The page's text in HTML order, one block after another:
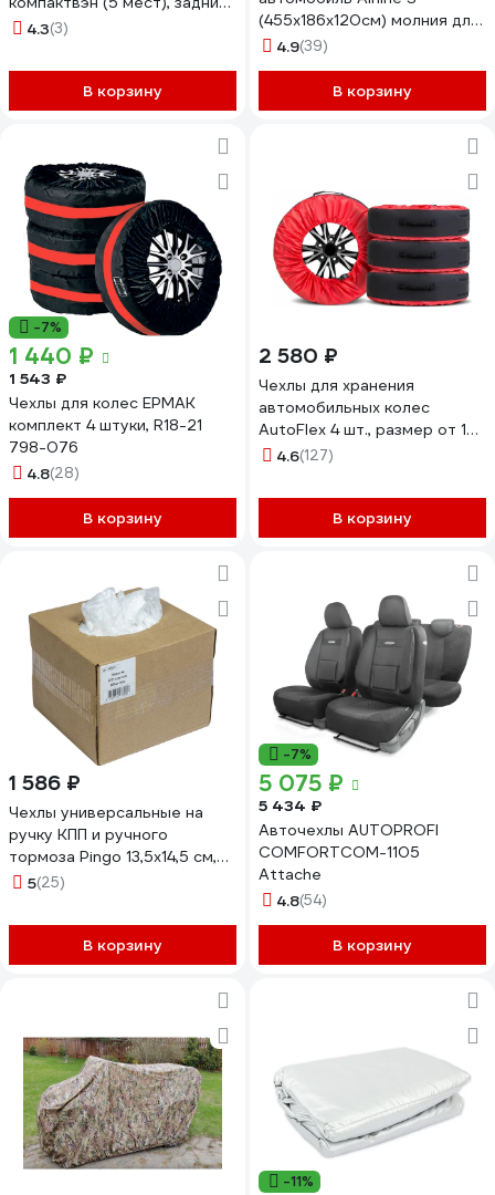
ряд 60/40, жаккард V015-5-
4.3(3)
В корзину
(455x186x120см) молния для
двери, универсал., черный
4.9(39)
В корзину
-7%
1 440 ₽
1 543 ₽
Чехлы для колес ЕРМАК
комплект 4 штуки, R18-21
798-076
4.8(28)
В корзину
2 580 ₽
Чехлы для хранения
автомобильных колес
AutoFlex 4 шт., размер от 15”
до 20”, цвет черный 80401
4.6(127)
В корзину
1 586 ₽
Чехлы универсальные на
ручку КПП и ручного
тормоза Pingo 13,5x14,5 см,
бокс 500 шт. 09948-1
5(25)
В корзину
-7%
5 075 ₽
5 434 ₽
Авточехлы AUTOPROFI
COMFORTCOM-1105
Attache
4.8(54)
В корзину
-11%